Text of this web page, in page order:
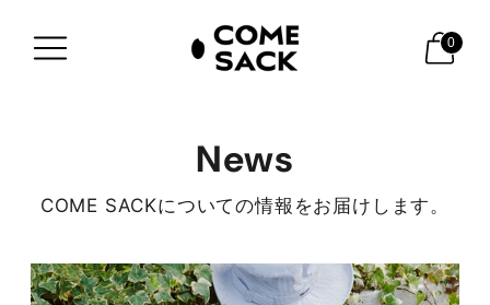
0
News
COME SACKについての情報をお届けします。